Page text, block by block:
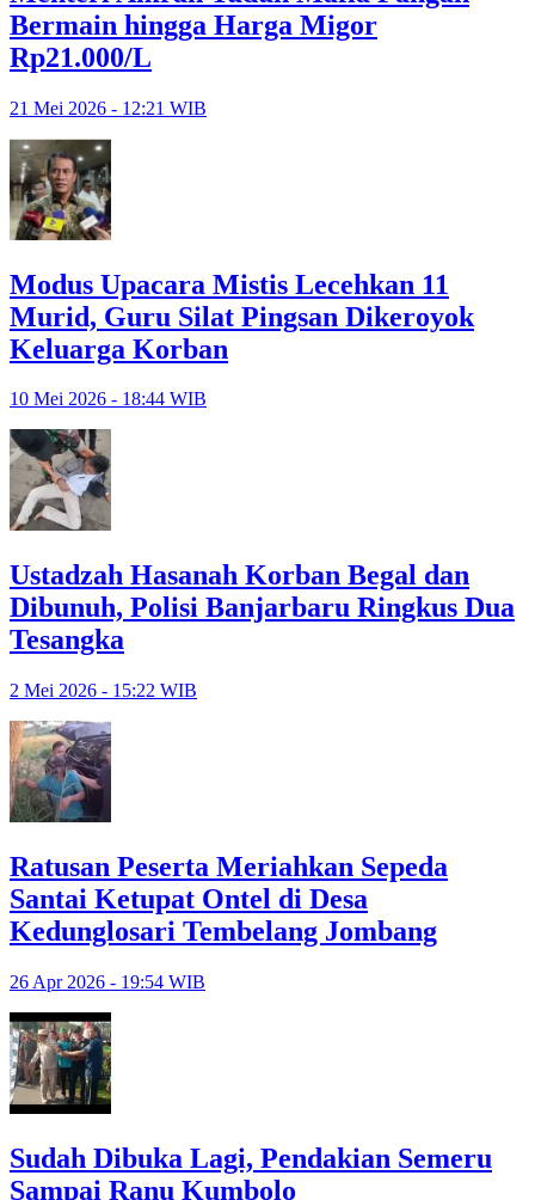
Bermain hingga Harga Migor
Rp21.000/L
21 Mei 2026 - 12:21 WIB
Modus Upacara Mistis Lecehkan 11
Murid, Guru Silat Pingsan Dikeroyok
Keluarga Korban
10 Mei 2026 - 18:44 WIB
Ustadzah Hasanah Korban Begal dan
Dibunuh, Polisi Banjarbaru Ringkus Dua
Tesangka
2 Mei 2026 - 15:22 WIB
Ratusan Peserta Meriahkan Sepeda
Santai Ketupat Ontel di Desa
Kedunglosari Tembelang Jombang
26 Apr 2026 - 19:54 WIB
Sudah Dibuka Lagi, Pendakian Semeru
Sampai Ranu Kumbolo